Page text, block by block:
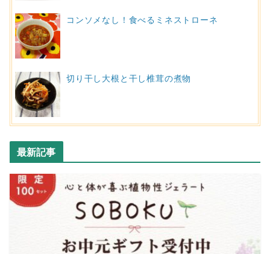
コンソメなし！食べるミネストローネ
切り干し大根と干し椎茸の煮物
最新記事